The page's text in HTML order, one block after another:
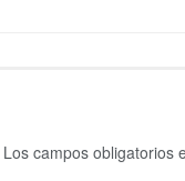
Los campos obligatorios